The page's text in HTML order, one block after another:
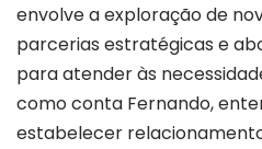
envolve a exploração de
parcerias estratégicas e
para atender às
como conta Fernando,
estabelecer